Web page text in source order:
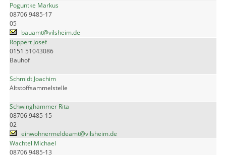
Poguntke Markus
08706 9485-17
05
bauamt@vilsheim.de
Roppert Josef
0151 51043086
Bauhof
Schmidt Joachim
Altstoffsammelstelle
Schwinghammer Rita
08706 9485-15
02
einwohnermeldeamt@vilsheim.de
Wachtel Michael
08706 9485-13